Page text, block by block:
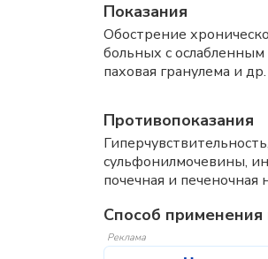
Показания
Обострение
больных с
паховая гранулема и др.
Противопоказания
сульфонилмочевины,
почечная и
Способ
Реклама